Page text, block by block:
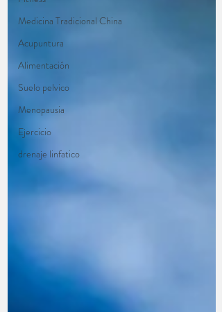
Medicina Tradicional China
Acupuntura
Alimentación
Suelo pelvico
Menopausia
Ejercicio
drenaje linfatico